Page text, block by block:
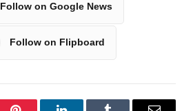
Follow on Google News
Follow on Flipboard